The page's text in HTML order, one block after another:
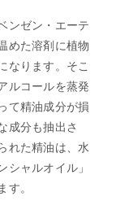
ンゼン・エーテ
めた溶剤に植物
なります。そこ
ルコールを蒸発
て精油成分が損
成分も抽出さ
れた精油は、水
ャルオイル」
。